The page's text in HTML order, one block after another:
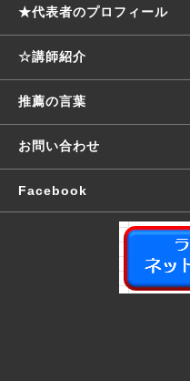
★代表者のプロフィール
☆講師紹介
推薦の言葉
お問い合わせ
Facebook